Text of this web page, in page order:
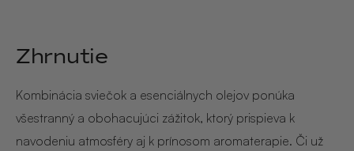
Zhrnutie
Kombinácia sviečok a esenciálnych olejov ponúka
všestranný a obohacujúci zážitok, ktorý prispieva k
navodeniu atmosféry aj k prínosom aromaterapie. Či už